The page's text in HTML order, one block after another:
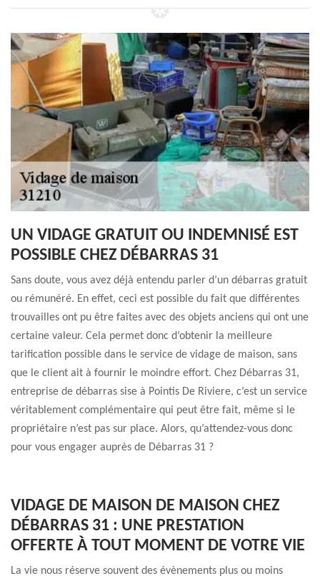
UN VIDAGE GRATUIT OU INDEMNISÉ EST
POSSIBLE CHEZ DÉBARRAS 31
Sans doute, vous avez déjà entendu parler d’un débarras gratuit
ou rémunéré. En effet, ceci est possible du fait que différentes
trouvailles ont pu être faites avec des objets anciens qui ont une
certaine valeur. Cela permet donc d’obtenir la meilleure
tarification possible dans le service de vidage de maison, sans
que le client ait à fournir le moindre effort. Chez Débarras 31,
entreprise de débarras sise à Pointis De Riviere, c’est un service
véritablement complémentaire qui peut être fait, même si le
propriétaire n’est pas sur place. Alors, qu’attendez-vous donc
pour vous engager auprès de Débarras 31 ?
VIDAGE DE MAISON DE MAISON CHEZ
DÉBARRAS 31 : UNE PRESTATION
OFFERTE À TOUT MOMENT DE VOTRE VIE
La vie nous réserve souvent des évènements plus ou moins